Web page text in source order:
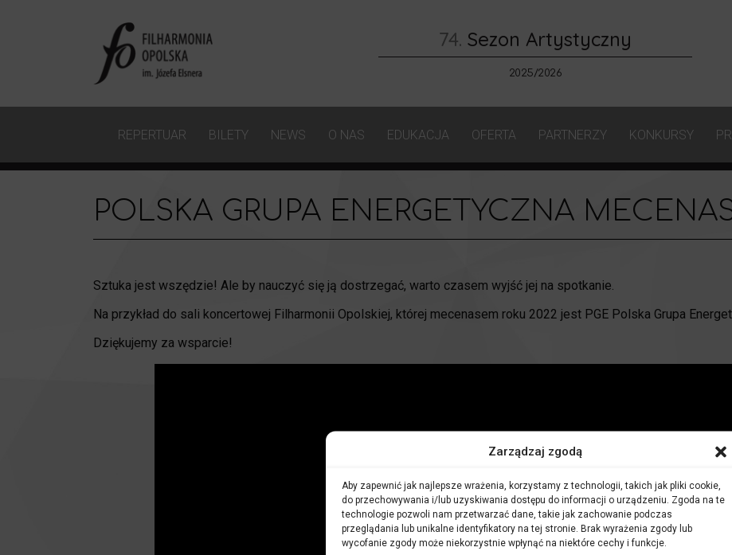
Zarządzaj zgodą
Aby zapewnić jak najlepsze wrażenia, korzystamy z technologii, takich jak pliki cookie,
do przechowywania i/lub uzyskiwania dostępu do informacji o urządzeniu. Zgoda na te
technologie pozwoli nam przetwarzać dane, takie jak zachowanie podczas
przeglądania lub unikalne identyfikatory na tej stronie. Brak wyrażenia zgody lub
wycofanie zgody może niekorzystnie wpłynąć na niektóre cechy i funkcje.
74. Sezon Artystyczny
2025/2026
REPERTUAR BILETY NEWS O NAS EDUKACJA OFERTA PARTNERZY KONKURSY
POLSKA GRUPA ENERGETYCZNA
Sztuka jest wszędzie! Ale by nauczyć się ją dostrzegać, warto czasem wyjść jej na spotkanie.
Na przykład do sali koncertowej Filharmonii Opolskiej, której mecenasem roku 2022 jest PGE Polska Grupa
Dziękujemy za wsparcie!